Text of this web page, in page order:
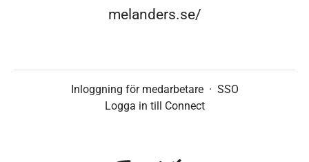
melanders.se/
Inloggning för medarbetare · SSO
Logga in till Connect